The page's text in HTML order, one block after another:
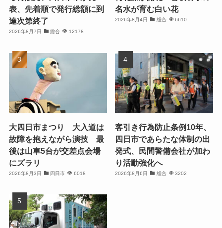
表、先着順で発行総額に到
達次第終了
2026年8月7日 総合 12178
名水が育む白い花
2026年8月4日 総合 6610
大四日市まつり 大入道は
故障を抱えながら演技 最
後は山車5台が交差点会場
にズラリ
2026年8月3日 四日市 6018
客引き行為防止条例10年、
四日市であらたな体制の出
発式、民間警備会社が加わ
り活動強化へ
2026年8月6日 総合 3202